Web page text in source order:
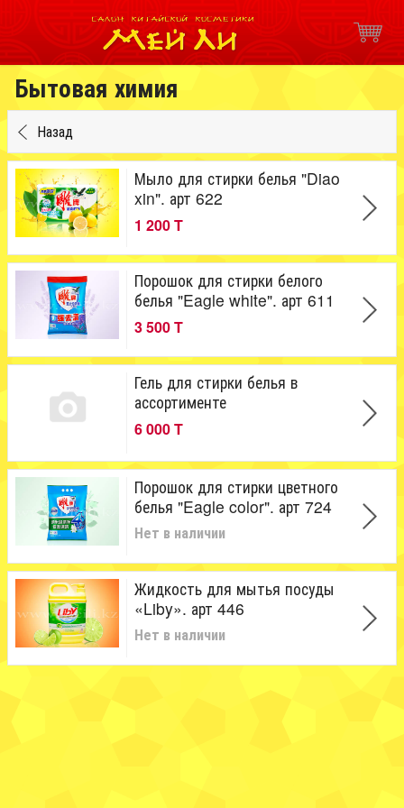
Бытовая химия
Назад
Мыло для стирки белья "Diao
xin". арт 622
1 200 T
Порошок для стирки белого
белья "Eagle white". арт 611
3 500 T
Гель для стирки белья в
ассортименте
6 000 T
Порошок для стирки цветного
белья "Eagle color". арт 724
Нет в наличии
Жидкость для мытья посуды
«Liby». арт 446
Нет в наличии